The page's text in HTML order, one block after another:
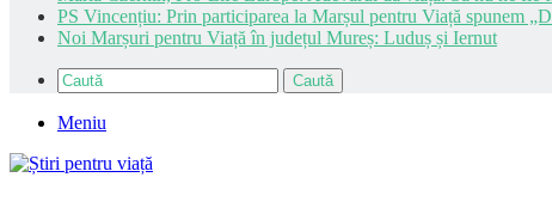
PS Vincențiu: Prin participarea la Marșul pentru Viață spunem
Noi Marșuri pentru Viață în județul Mureș: Luduș și Iernut
Caută
Meniu